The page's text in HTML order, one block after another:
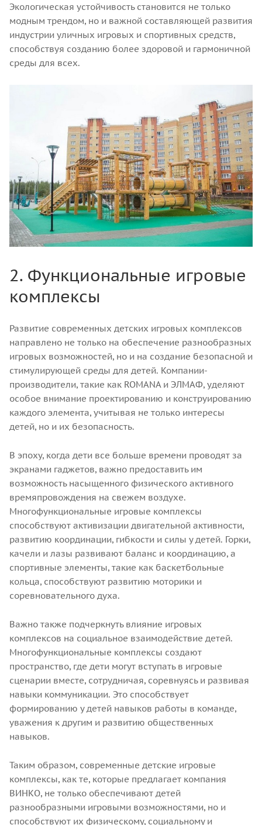
Экологическая устойчивость становится не только
модным трендом, но и важной составляющей развития
индустрии уличных игровых и спортивных средств,
способствуя созданию более здоровой и гармоничной
среды для всех.
2. Функциональные игровые
комплексы
Развитие современных детских игровых комплексов
направлено не только на обеспечение разнообразных
игровых возможностей, но и на создание безопасной и
стимулирующей среды для детей. Компании-
производители, такие как ROMANA и ЭЛМАФ, уделяют
особое внимание проектированию и конструированию
каждого элемента, учитывая не только интересы
детей, но и их безопасность.
В эпоху, когда дети все больше времени проводят за
экранами гаджетов, важно предоставить им
возможность насыщенного физического активного
времяпровождения на свежем воздухе.
Многофункциональные игровые комплексы
способствуют активизации двигательной активности,
развитию координации, гибкости и силы у детей. Горки,
качели и лазы развивают баланс и координацию, а
спортивные элементы, такие как баскетбольные
кольца, способствуют развитию моторики и
соревновательного духа.
Важно также подчеркнуть влияние игровых
комплексов на социальное взаимодействие детей.
Многофункциональные комплексы создают
пространство, где дети могут вступать в игровые
сценарии вместе, сотрудничая, соревнуясь и развивая
навыки коммуникации. Это способствует
формированию у детей навыков работы в команде,
уважения к другим и развитию общественных
навыков.
Таким образом, современные детские игровые
комплексы, как те, которые предлагает компания
ВИНКО, не только обеспечивают детей
разнообразными игровыми возможностями, но и
способствуют их физическому, социальному и